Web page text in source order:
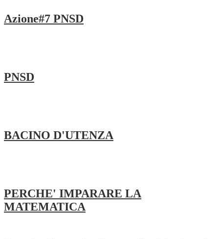
Azione#7 PNSD
PNSD
BACINO D'UTENZA
PERCHE' IMPARARE LA
MATEMATICA